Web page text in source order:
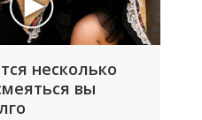
несколько
вы